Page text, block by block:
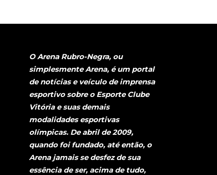
O Arena Rubro-Negra, ou
simplesmente Arena, é um portal
de notícias e veículo de imprensa
esportivo sobre o Esporte Clube
Vitória e suas demais
modalidades esportivas
olímpicas. De abril de 2009,
quando foi fundado, até então, o
Arena jamais se desfez de sua
essência de ser, acima de tudo,